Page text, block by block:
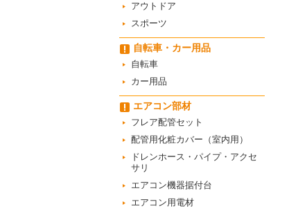
アウトドア
スポーツ
自転車・カー用品
自転車
カー用品
エアコン部材
フレア配管セット
配管用化粧カバー（室内用）
ドレンホース・パイプ・アクセ
サリ
エアコン機器据付台
エアコン用電材